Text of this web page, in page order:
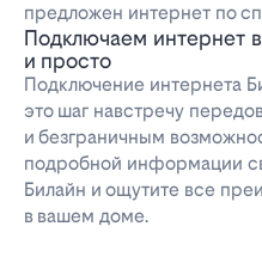
предложен интернет по
Подключаем интернет
и просто
Подключение интернета
это шаг навстречу
и безграничным
подробной информации
Билайн и ощутите все
в вашем доме.